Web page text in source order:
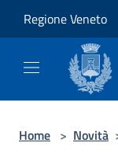
Regione Veneto
Home > Novità